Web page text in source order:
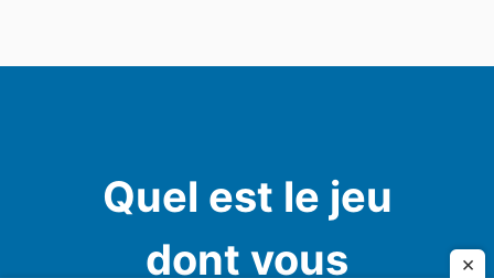
Quel est le jeu
dont vous
×